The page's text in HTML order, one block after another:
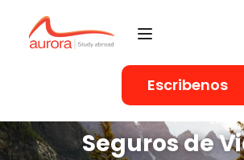
Escribenos
Seguros de